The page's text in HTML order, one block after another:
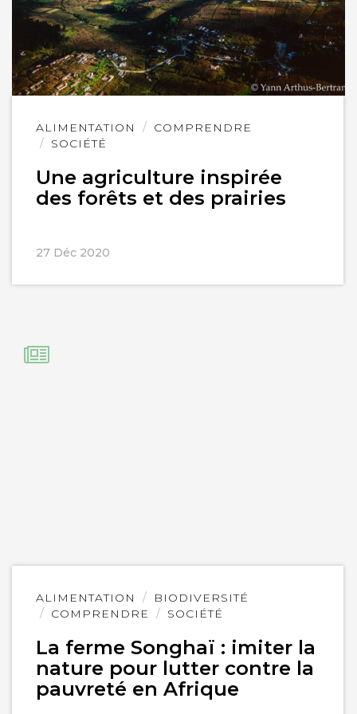
ALIMENTATION
COMPRENDRE
SOCIÉTÉ
Une agriculture inspirée
des forêts et des prairies
27 Déc 2020
Lire
l'article
ALIMENTATION
BIODIVERSITÉ
COMPRENDRE
SOCIÉTÉ
La ferme Songhaï : imiter la
nature pour lutter contre la
pauvreté en Afrique
Lire
l'article